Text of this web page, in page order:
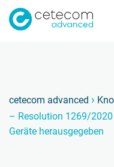
cetecom advanced ›
– Resolution 1269/2020
Geräte herausgegeben